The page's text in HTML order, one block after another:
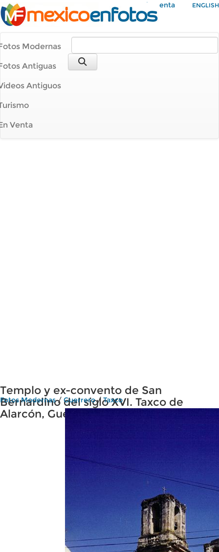
Mi Cuenta ENGLISH
Modernas
Antiguas
Antiguos
Venta
Templo y ex-convento de San
Bernardino del siglo XVI. Taxco de
Alarcón, Guerrero
Fotos Modernas/ Guerrero/Taxco